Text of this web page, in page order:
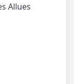
Allues